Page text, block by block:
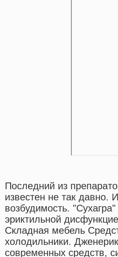
Последний из
известен не так давно.
возбудимость.
эриктильной
Складная мебель
холодильники.
современных средств,